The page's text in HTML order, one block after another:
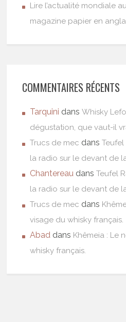
Lire l’actualité mondiale
magazine papier en
COMMENTAIRES RÉCENTS
Tarquini dansWhisky
dégustation, que vaut-il
Trucs de mec dans
la radio sur le devant de
Chantereau dansTeufel
la radio sur le devant de
Trucs de mec dans
visage du whisky français.
Abad dans Khêmeia : Le
whisky français.